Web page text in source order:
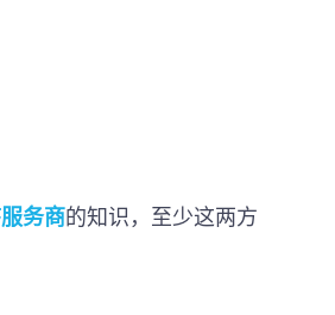
务商的知识，至少这两方